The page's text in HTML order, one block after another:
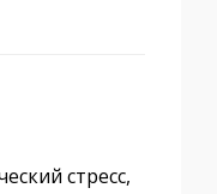
стресс,